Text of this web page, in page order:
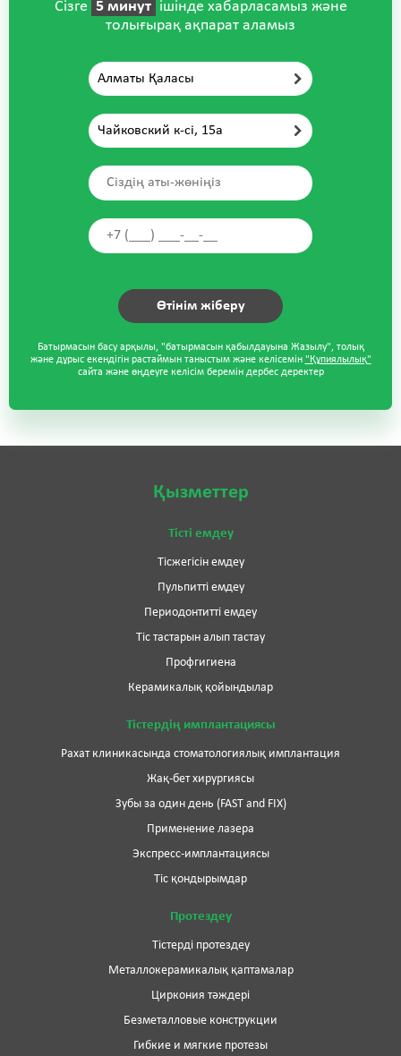
Сізге 5 минут ішінде хабарласамыз және
толығырақ ақпарат аламыз
Алматы Қаласы
Чайковский к-сі, 15а
Батырмасын басу арқылы, "батырмасын қабылдауына Жазылу", толық
және дұрыс екендігін растаймын таныстым және келісемін "Құпиялылық"
сайта және өңдеуге келісім беремін дербес деректер
Қызметтер
Тісті емдеу
Тісжегісін емдеу
Пульпитті емдеу
Периодонтитті емдеу
Тіс тастарын алып тастау
Профгигиена
Керамикалық қойындылар
Тістердің имплантациясы
Рахат клиникасында стоматологиялық имплантация
Жақ-бет хирургиясы
Зубы за один день (FAST and FIX)
Применение лазера
Экспресс-имплантациясы
Тіс қондырымдар
Протездеу
Тістерді протездеу
Металлокерамикалық қаптамалар
Циркония тәждері
Безметалловые конструкции
Гибкие и мягкие протезы